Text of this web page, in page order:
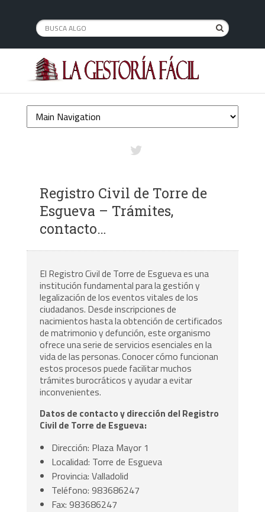
Registro Civil de Torre de
Esgueva – Trámites,
contacto…
El Registro Civil de Torre de Esgueva es una
institución fundamental para la gestión y
legalización de los eventos vitales de los
ciudadanos. Desde inscripciones de
nacimientos hasta la obtención de certificados
de matrimonio y defunción, este organismo
ofrece una serie de servicios esenciales en la
vida de las personas. Conocer cómo funcionan
estos procesos puede facilitar muchos
trámites burocráticos y ayudar a evitar
inconvenientes.
Datos de contacto y dirección del Registro
Civil de Torre de Esgueva:
Dirección: Plaza Mayor 1
Localidad: Torre de Esgueva
Provincia: Valladolid
Teléfono: 983686247
Fax: 983686247